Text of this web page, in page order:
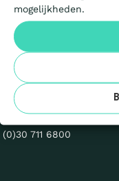
mogelijkheden.
initiatief van
7a
(0)30 711 6800